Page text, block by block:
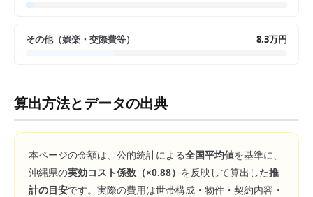
その他（娯楽・交際費等） 8.3万円
算出方法とデータの出典
本ページの金額は、公的統計による全国平均値を基準に、
沖縄県の実効コスト係数（×0.88） を反映して算出した推
計の目安です。実際の費用は世帯構成・物件・契約内容・